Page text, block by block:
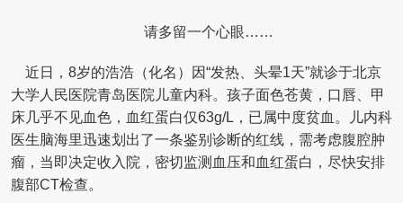
请多留一个心眼……
近日，8岁的浩浩（化名）因“发热、头晕1天”就诊于北京
大学人民医院青岛医院儿童内科。孩子面色苍黄，口唇、甲
床几乎不见血色，血红蛋白仅63g/L，已属中度贫血。儿内科
医生脑海里迅速划出了一条鉴别诊断的红线，需考虑腹腔肿
瘤，当即决定收入院，密切监测血压和血红蛋白，尽快安排
腹部CT检查。